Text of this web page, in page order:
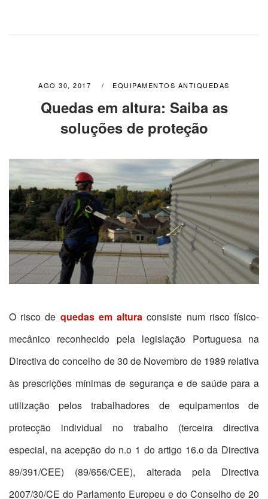
AGO 30, 2017 EQUIPAMENTOS ANTIQUEDAS
Quedas em altura: Saiba as
soluções de proteção
O risco de quedas em altura consiste num risco físico-
mecânico reconhecido pela legislação Portuguesa na
Directiva do concelho de 30 de Novembro de 1989 relativa
às prescrições mínimas de segurança e de saúde para a
utilização pelos trabalhadores de equipamentos de
protecção individual no trabalho (terceira directiva
especial, na acepção do n.o 1 do artigo 16.o da Directiva
89/391/CEE) (89/656/CEE), alterada pela Directiva
2007/30/CE do Parlamento Europeu e do Conselho de 20